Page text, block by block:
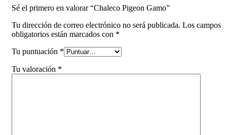
Sé el primero en valorar “Chaleco Pigeon Gamo”
Tu dirección de correo electrónico no será publicada. Los campos
obligatorios están marcados con *
Tu puntuación *
Tu valoración *